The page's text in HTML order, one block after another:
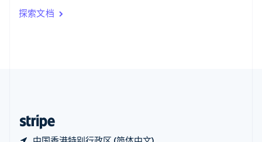
探索文档
印度
English